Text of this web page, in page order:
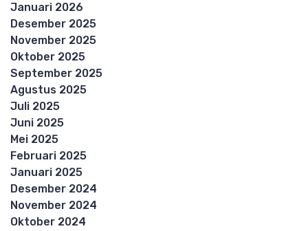
Januari 2026
Desember 2025
November 2025
Oktober 2025
September 2025
Agustus 2025
Juli 2025
Juni 2025
Mei 2025
Februari 2025
Januari 2025
Desember 2024
November 2024
Oktober 2024